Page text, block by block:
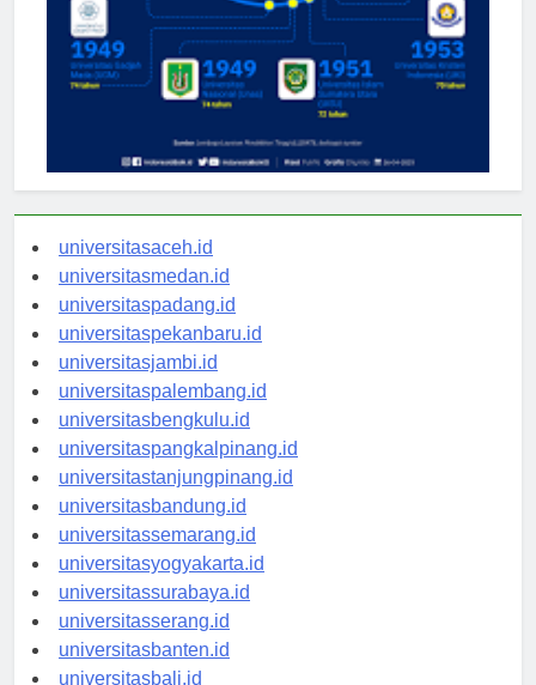
universitasaceh.id
universitasmedan.id
universitaspadang.id
universitaspekanbaru.id
universitasjambi.id
universitaspalembang.id
universitasbengkulu.id
universitaspangkalpinang.id
universitastanjungpinang.id
universitasbandung.id
universitassemarang.id
universitasyogyakarta.id
universitassurabaya.id
universitasserang.id
universitasbanten.id